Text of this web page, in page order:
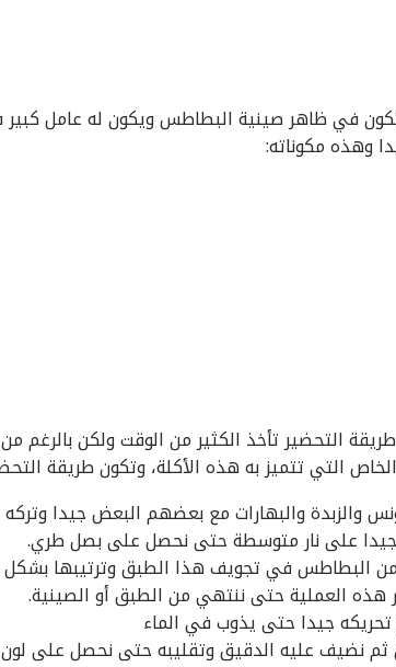
في ظاهر صينية البطاطس ويكون له عامل
وهذه مكوناته:
التحضير تأخذ الكثير من الوقت ولكن بالرغم
التي تتميز به هذه الأكلة، وتكون طريقة
والبهارات مع بعضهم البعض جيدا وتركه
على نار متوسطة حتى نحصل على بصل طري.
من البطاطس في تجويف هذا الطبق وترتيبها
هذه العملية حتى ننتهي من الطبق أو الصينية.
جيدا حتى يذوب في الماء
ثم نضيف عليه الدقيق وتقليبه حتى نحصل على